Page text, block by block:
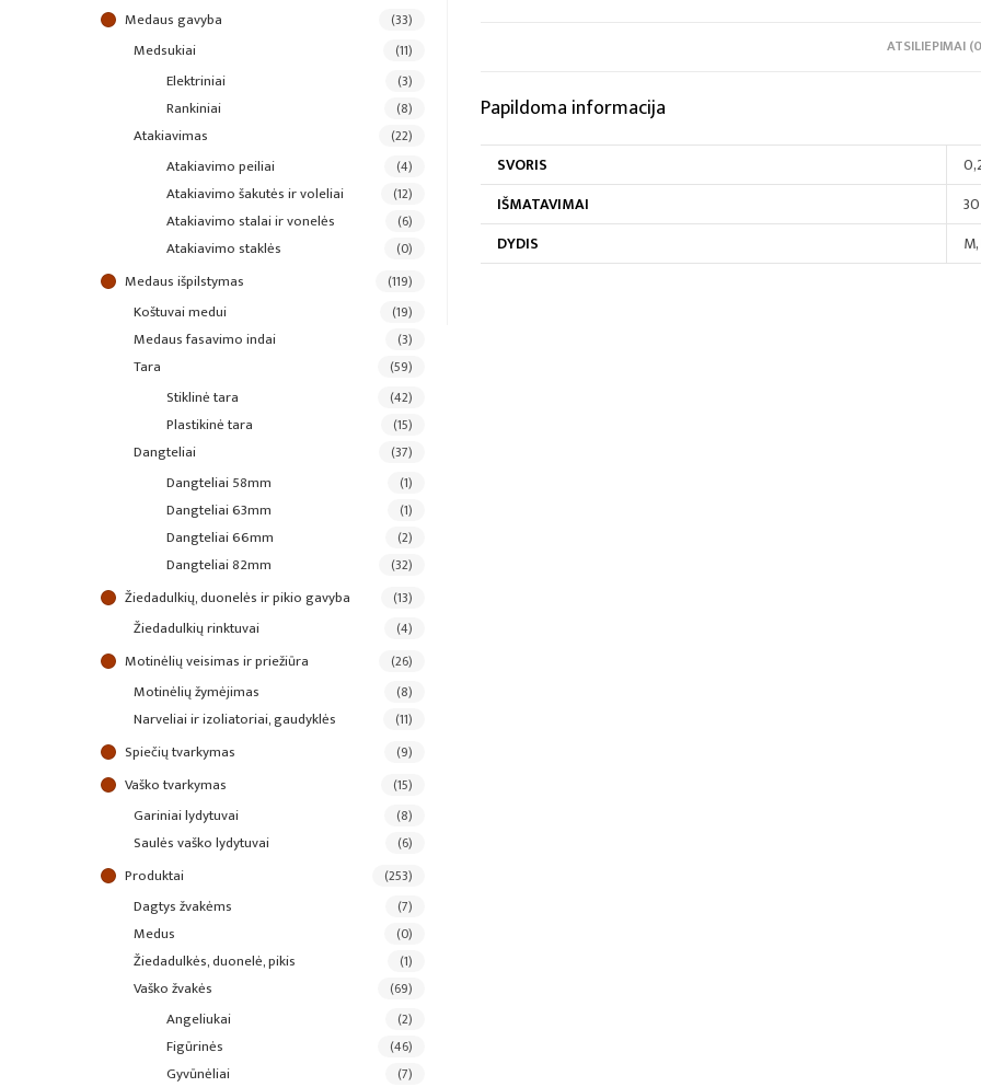
ATSILIEPIMAI
Papildoma informacija
SVORIS
IŠMATAVIMAI
DYDIS
medaus gavyba (33)
medsukiai (11)
elektriniai (3)
rankiniai (8)
atakiavimas (22)
atakiavimo peiliai (4)
atakiavimo šakutės ir voleliai (12)
atakiavimo stalai ir vonelės (6)
atakiavimo staklės (0)
medaus išpilstymas (119)
koštuvai medui (19)
medaus fasavimo indai (3)
tara (59)
stiklinė tara (42)
plastikinė tara (15)
dangteliai (37)
dangteliai 58mm (1)
dangteliai 63mm (1)
dangteliai 66mm (2)
dangteliai 82mm (32)
žiedadulkių, duonelės ir pikio gavyba (13)
žiedadulkių rinktuvai (4)
motinėlių veisimas ir priežiūra (26)
motinėlių žymėjimas (8)
narveliai ir izoliatoriai, gaudyklės (11)
spiečių tvarkymas (9)
vaško tvarkymas (15)
gariniai lydytuvai (8)
saulės vaško lydytuvai (6)
produktai (253)
dagtys žvakėms (7)
medus (0)
žiedadulkės, duonelė, pikis (1)
vaško žvakės (69)
angeliukai (2)
figūrinės (46)
gyvūnėliai (7)